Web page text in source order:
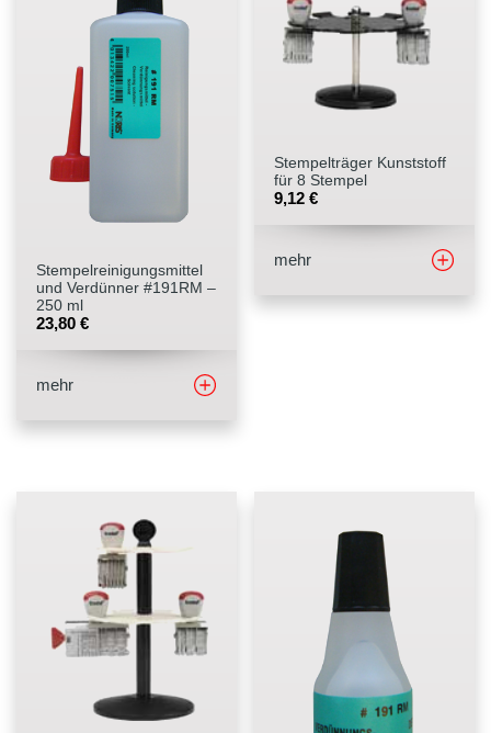
Stempelreinigungsmittel
und Verdünner #191RM –
250 ml
23,80 €
mehr
Stempelträger Kunststoff
für 8 Stempel
9,12€
mehr